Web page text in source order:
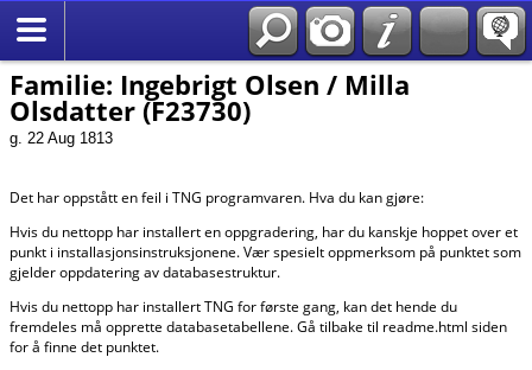
Familie: Ingebrigt Olsen / Milla
Olsdatter (F23730)
g. 22 Aug 1813
Det har oppstått en feil i TNG programvaren. Hva du kan gjøre:
Hvis du nettopp har installert en oppgradering, har du kanskje hoppet over et
punkt i installasjonsinstruksjonene. Vær spesielt oppmerksom på punktet som
gjelder oppdatering av databasestruktur.
Hvis du nettopp har installert TNG for første gang, kan det hende du
fremdeles må opprette databasetabellene. Gå tilbake til readme.html siden
for å finne det punktet.